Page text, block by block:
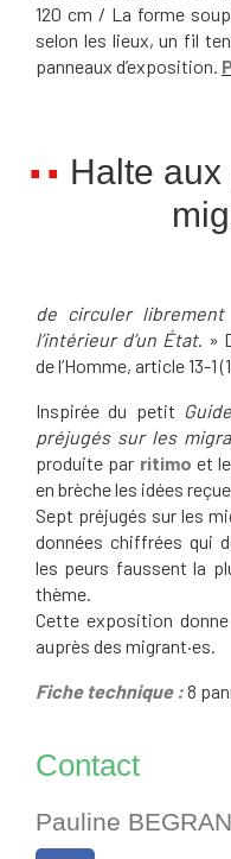
120 cm / La forme
selon les lieux, un fil
panneaux d’exposition.
Halte
de circuler
l’intérieur d’un État. »
de l’Homme, article 13-1
Inspirée du petit
préjugés sur les
produite par ritimo et
en brèche les idées
Sept préjugés sur les
données chiffrées qui
les peurs faussent la
thème.
Cette exposition
auprès des migrant·es.
Fiche technique :8
Contact
Pauline